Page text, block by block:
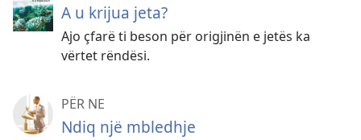
A u krijua jeta?
Ajo çfarë ti beson për origjinën e jetës ka
vërtet rëndësi.
PËR NE
Ndiq një mbledhje